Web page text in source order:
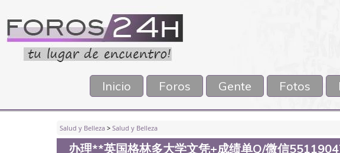
Inicio Foros Gente Fotos
Salud y Belleza > Salud y Belleza
办理**英国格林多大学文凭+成绩单Q/微信